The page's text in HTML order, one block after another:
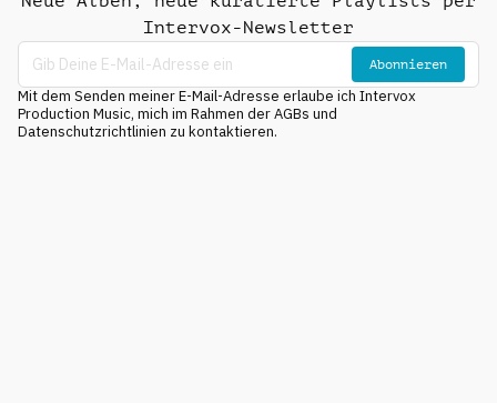
Intervox-Newsletter
Abonnieren
Mit dem Senden meiner E-Mail-Adresse erlaube ich Intervox
Production Music, mich im Rahmen der AGBs und
Datenschutzrichtlinien zu kontaktieren.